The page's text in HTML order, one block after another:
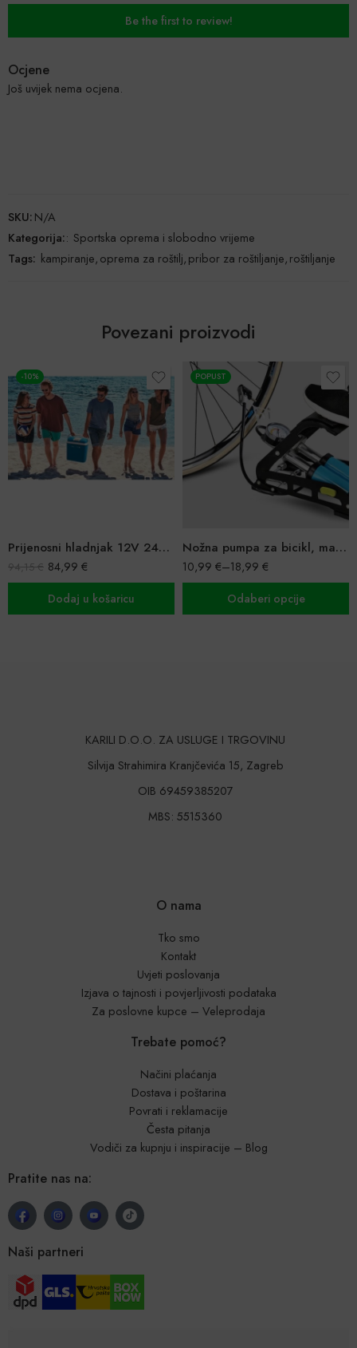
Be the first to review!
Ocjene
Još uvijek nema ocjena.
SKU:N/A
Kategorija:: Sportska oprema i slobodno vrijeme
Tags: kampiranje,oprema za roštilj,pribor za roštiljanje,roštiljanje
Povezani proizvodi
-10%
Prijenosni hladnjak 12V 24L + zagrijavanje
94,15€ 84,99 €
Dodaj u košaricu
POPUST
Nožna pumpa za bicikl, madrac, auto
10,99 €–18,99 €
Odaberi opcije
KARILI D.O.O. ZA USLUGE I TRGOVINU
Silvija Strahimira Kranjčevića 15, Zagreb
OIB 69459385207
MBS: 5515360
O nama
Tko smo
Kontakt
Uvjeti poslovanja
Izjava o tajnosti i povjerljivosti podataka
Za poslovne kupce – Veleprodaja
Trebate pomoć?
Načini plaćanja
Dostava i poštarina
Povrati i reklamacije
Česta pitanja
Vodiči za kupnju i inspiracije – Blog
Pratite nas na:
Naši partneri